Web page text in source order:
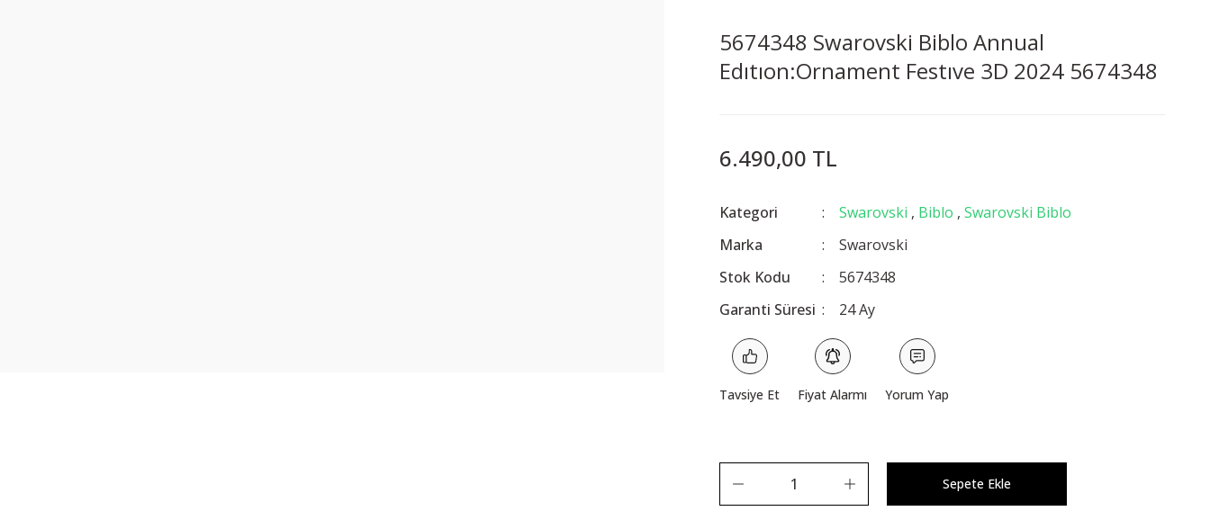
5674348 Swarovski Biblo Annual
Edıtıon:Ornament Festıve 3D 2024 5674348
6.490,00 TL
Kategori Swarovski , Biblo , Swarovski Biblo
Marka
Swarovski
Stok Kodu
5674348
Garanti Süresi
24 Ay
Tavsiye Et Fiyat Alarmı Yorum Yap
Sepete Ekle